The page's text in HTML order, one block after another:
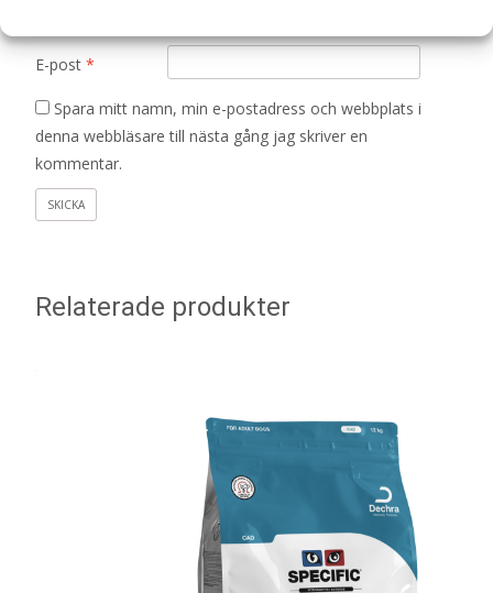
E-post *
Spara mitt namn, min e-postadress och webbplats i
denna webbläsare till nästa gång jag skriver en
kommentar.
Relaterade produkter